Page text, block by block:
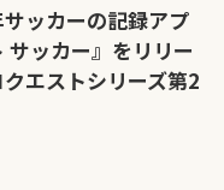
サッカーの記録アプ
サッカー』をリリー
エストシリーズ第2